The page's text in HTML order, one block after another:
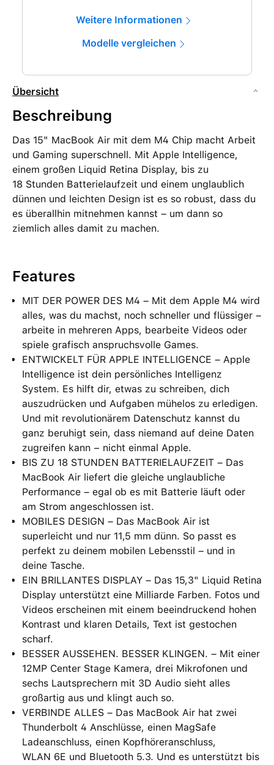
Weitere Informationen
Modelle vergleichen
Übersicht
Beschreibung
Das 15" MacBook Air mit dem M4 Chip macht Arbeit
und Gaming superschnell. Mit Apple Intelligence,
einem großen Liquid Retina Display, bis zu
18 Stunden Batterielaufzeit und einem unglaublich
dünnen und leichten Design ist es so robust, dass du
es überallhin mitnehmen kannst – um dann so
ziemlich alles damit zu machen.
Features
MIT DER POWER DES M4 – Mit dem Apple M4 wird
alles, was du machst, noch schneller und flüssiger –
arbeite in mehreren Apps, bearbeite Videos oder
spiele grafisch anspruchsvolle Games.
ENTWICKELT FÜR APPLE INTELLIGENCE – Apple
Intelligence ist dein persönliches Intelligenz
System. Es hilft dir, etwas zu schreiben, dich
auszudrücken und Aufgaben mühelos zu erledigen.
Und mit revolutionärem Datenschutz kannst du
ganz beruhigt sein, dass niemand auf deine Daten
zugreifen kann − nicht einmal Apple.
BIS ZU 18 STUNDEN BATTERIELAUFZEIT – Das
MacBook Air liefert die gleiche unglaubliche
Performance – egal ob es mit Batterie läuft oder
am Strom angeschlossen ist.
MOBILES DESIGN – Das MacBook Air ist
superleicht und nur 11,5 mm dünn. So passt es
perfekt zu deinem mobilen Lebensstil – und in
deine Tasche.
EIN BRILLANTES DISPLAY – Das 15,3" Liquid Retina
Display unterstützt eine Milliarde Farben. Fotos und
Videos erscheinen mit einem beein­druckend hohen
Kontrast und klaren Details, Text ist gestochen
scharf.
BESSER AUSSEHEN. BESSER KLINGEN. – Mit einer
12MP Center Stage Kamera, drei Mikrofonen und
sechs Lautsprechern mit 3D Audio sieht alles
großartig aus und klingt auch so.
VERBINDE ALLES – Das MacBook Air hat zwei
Thunderbolt 4 Anschlüsse, einen MagSafe
Ladeanschluss, einen Kopfhöreranschluss,
WLAN 6E und Bluetooth 5.3. Und es unterstützt bis